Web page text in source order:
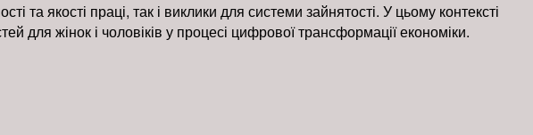
та якості праці, так і виклики для системи зайнятості. У цьому контексті
жінок і чоловіків у процесі цифрової трансформації економіки.